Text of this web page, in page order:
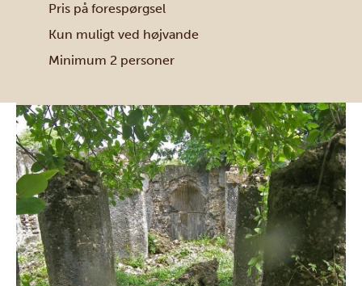
Pris på forespørgsel
Kun muligt ved højvande
Minimum 2 personer